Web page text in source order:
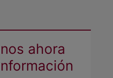
ahora